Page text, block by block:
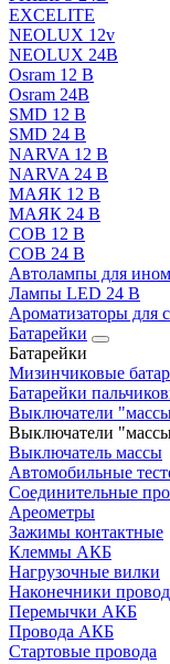
EXCELITE
NEOLUX 12v
NEOLUX 24В
Osram 12 В
Osram 24В
SMD 12 В
SMD 24 В
NARVA 12 В
NARVA 24 В
МАЯК 12 В
МАЯК 24 В
COB 12 В
COB 24 В
Автолампы для
Лампы LED 24 B
Ароматизаторы для
Батарейки
Батарейки
Мизинчиковые
Батарейки
Выключатели
Выключатели
Выключатель массы
Автомобильные
Соединительные
Ареометры
Зажимы контактные
Клеммы АКБ
Нагрузочные вилки
Наконечники
Перемычки АКБ
Провода АКБ
Стартовые провода